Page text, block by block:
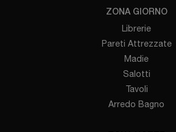
ZONA GIORNO
Librerie
Pareti Attrezzate
Madie
Salotti
Tavoli
Arredo Bagno